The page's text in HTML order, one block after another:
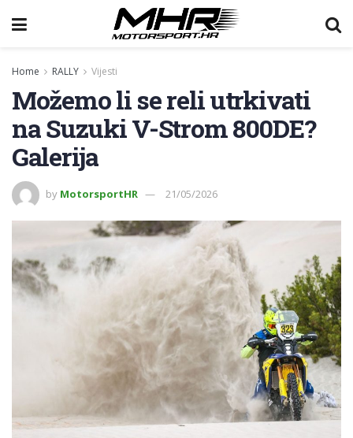
Home RALLY Vijesti
Možemo li se reli utrkivati
na Suzuki V-Strom 800DE?
Galerija
by MotorsportHR 21/05/2026